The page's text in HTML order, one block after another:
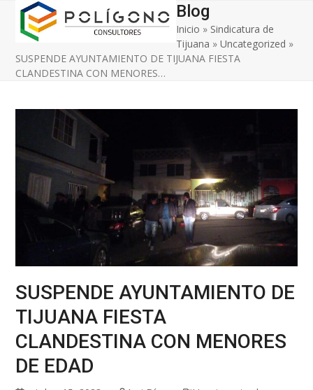
Skip
content
Open
mobile
menu
Close
mobile
menu
Blog
Inicio » Sindicatura de
Tijuana »Uncategorized »
SUSPENDE AYUNTAMIENTO DE TIJUANA FIESTA
CLANDESTINA CON MENORES…
SUSPENDE AYUNTAMIENTO DE
TIJUANA FIESTA
CLANDESTINA CON MENORES
DE EDAD